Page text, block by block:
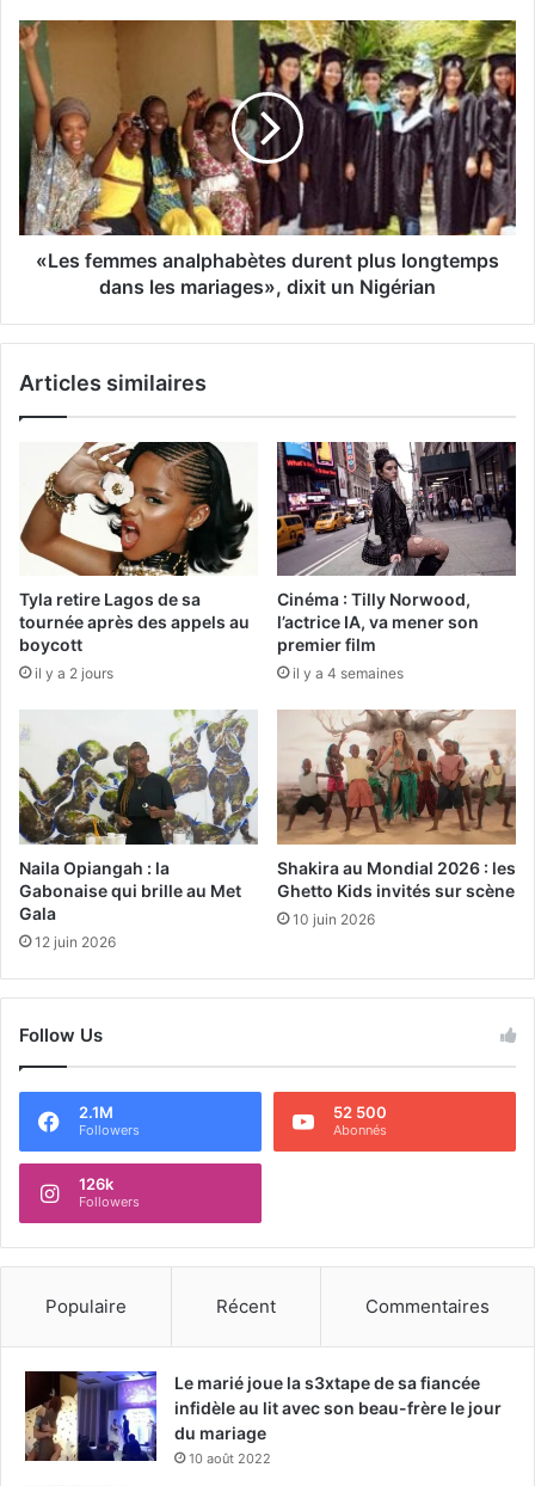
«Les femmes analphabètes durent plus longtemps
dans les mariages», dixit un Nigérian
Articles similaires
Tyla retire Lagos de sa
tournée après des appels au
boycott
il y a 2 jours
Cinéma : Tilly Norwood,
l’actrice IA, va mener son
premier film
il y a 4 semaines
Naila Opiangah : la
Gabonaise qui brille au Met
Gala
12 juin 2026
Shakira au Mondial 2026 : les
Ghetto Kids invités sur scène
10 juin 2026
Follow Us
2.1M
Followers
52 500
Abonnés
126k
Followers
Populaire Récent Commentaires
Le marié joue la s3xtape de sa fiancée
infidèle au lit avec son beau-frère le jour
du mariage
10 août 2022